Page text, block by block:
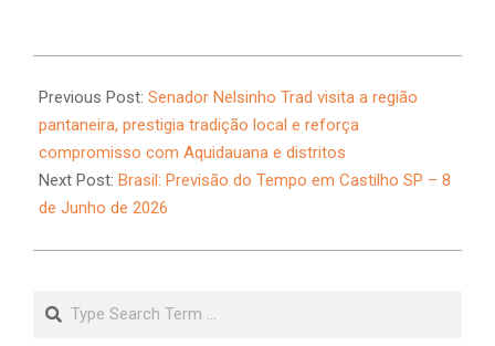
06-
07
Previous Post: Senador Nelsinho Trad visita a região
pantaneira, prestigia tradição local e reforça
compromisso com Aquidauana e distritos
Next Post: Brasil: Previsão do Tempo em Castilho SP – 8
de Junho de 2026
Search